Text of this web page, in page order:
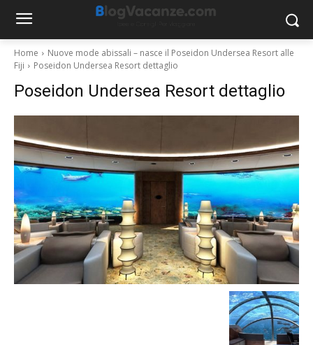
Home
Nuove mode abissali – nasce il Poseidon Undersea Resort alle
Fiji
Poseidon Undersea Resort dettaglio
Poseidon Undersea Resort dettaglio